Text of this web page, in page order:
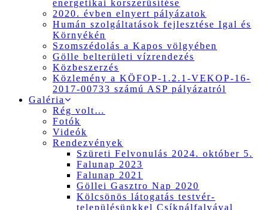
energetikai korszerűsítése
2020. évben elnyert pályázatok
Humán szolgáltatások fejlesztése Igal és
Környékén
Szomszédolás a Kapos völgyében
Gölle belterületi vízrendezés
Közbeszerzés
Közlemény a KÖFOP-1.2.1-VEKOP-16-
2017-00733 számú ASP pályázatról
Galéria
Rég volt…
Fotók
Videók
Rendezvények
Szüreti Felvonulás 2024. október 5.
Falunap 2023
Falunap 2021
Göllei Gasztro Nap 2020
Kölcsönös látogatás testvér-
településünkkel Csíkpálfalvával